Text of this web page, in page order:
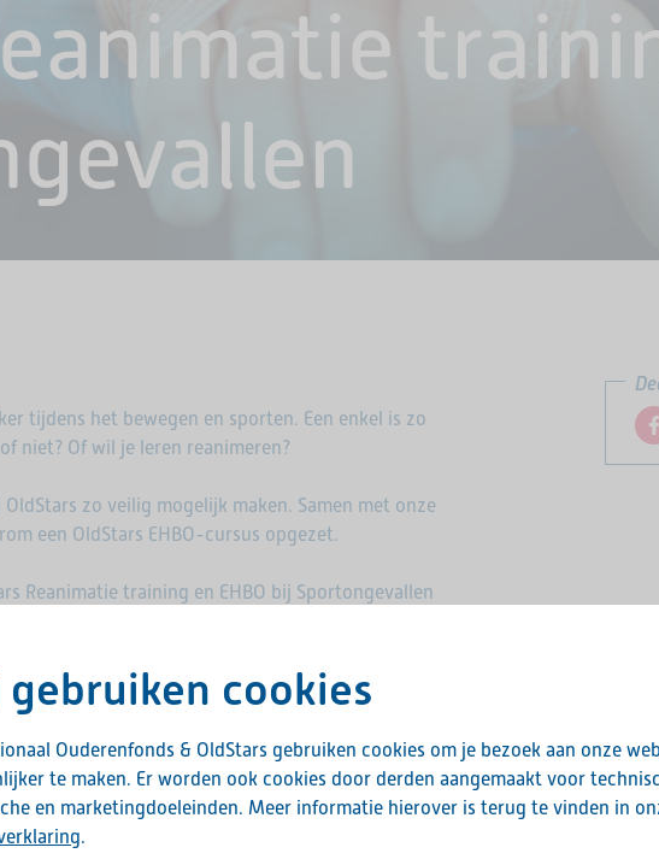
tijdens het bewegen en sporten. Een enkel is zo
niet? Of wil je leren reanimeren?
zo veilig mogelijk maken. Samen met onze
een OldStars EHBO-cursus opgezet.
Reanimatie training en EHBO bij Sportongevallen
R.C.L in Leiderdorp.
e-learning
cookies
Ouderenfonds & OldStars gebruiken cookies om je bezoek aan onze
te maken. Er worden ook cookies door derden aangemaakt voor
en marketingdoeleinden. Meer informatie hierover is terug te vinden in
.